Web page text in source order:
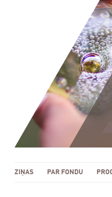
ZIŅAS PAR FONDU